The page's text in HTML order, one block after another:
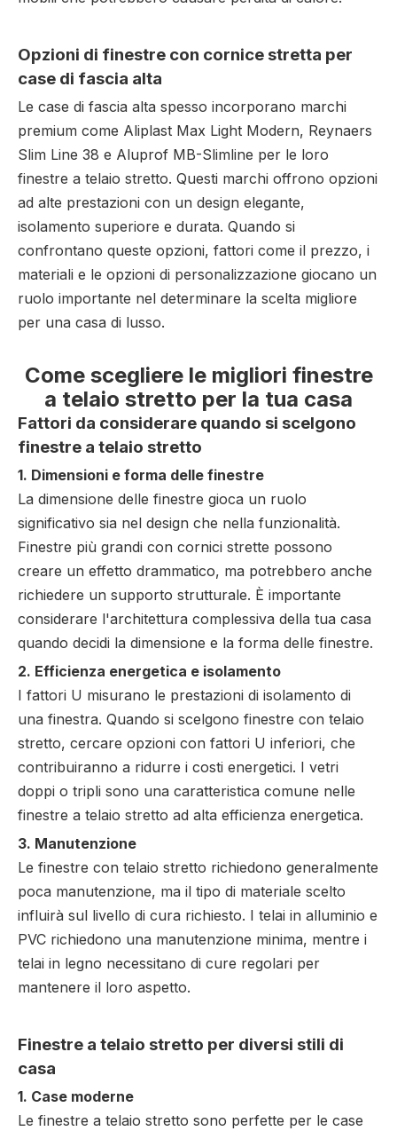
Opzioni di finestre con cornice stretta per
case di fascia alta
Le case di fascia alta spesso incorporano marchi
premium come Aliplast Max Light Modern, Reynaers
Slim Line 38 e Aluprof MB-Slimline per le loro
finestre a telaio stretto. Questi marchi offrono opzioni
ad alte prestazioni con un design elegante,
isolamento superiore e durata. Quando si
confrontano queste opzioni, fattori come il prezzo, i
materiali e le opzioni di personalizzazione giocano un
ruolo importante nel determinare la scelta migliore
per una casa di lusso.
Come scegliere le migliori finestre
a telaio stretto per la tua casa
Fattori da considerare quando si scelgono
finestre a telaio stretto
1. Dimensioni e forma delle finestre
La dimensione delle finestre gioca un ruolo
significativo sia nel design che nella funzionalità.
Finestre più grandi con cornici strette possono
creare un effetto drammatico, ma potrebbero anche
richiedere un supporto strutturale. È importante
considerare l'architettura complessiva della tua casa
quando decidi la dimensione e la forma delle finestre.
2. Efficienza energetica e isolamento
I fattori U misurano le prestazioni di isolamento di
una finestra. Quando si scelgono finestre con telaio
stretto, cercare opzioni con fattori U inferiori, che
contribuiranno a ridurre i costi energetici. I vetri
doppi o tripli sono una caratteristica comune nelle
finestre a telaio stretto ad alta efficienza energetica.
3. Manutenzione
Le finestre con telaio stretto richiedono generalmente
poca manutenzione, ma il tipo di materiale scelto
influirà sul livello di cura richiesto. I telai in alluminio e
PVC richiedono una manutenzione minima, mentre i
telai in legno necessitano di cure regolari per
mantenere il loro aspetto.
Finestre a telaio stretto per diversi stili di
casa
1. Case moderne
Le finestre a telaio stretto sono perfette per le case